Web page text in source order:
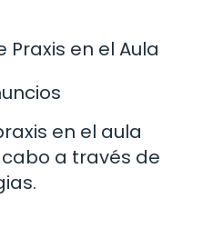
en el Aula
en el aula
a través de